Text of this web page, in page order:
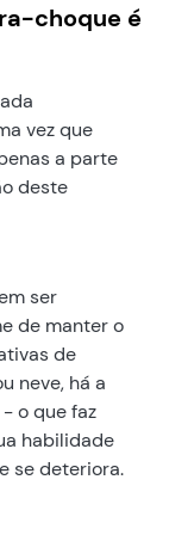
choque é
vez que
a parte
deste
ser
de manter o
de
neve, há a
o que faz
habilidade
se deteriora.